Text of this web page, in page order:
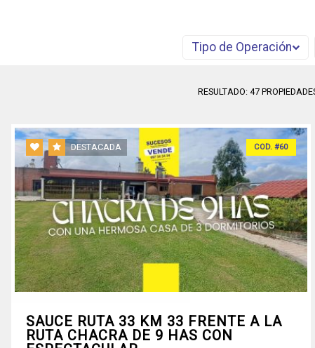
Tipo de Operación
RESULTADO: 47
DESTACADA COD. #60
SAUCE RUTA 33 KM 33 FRENTE A LA
RUTA CHACRA DE 9 HAS CON